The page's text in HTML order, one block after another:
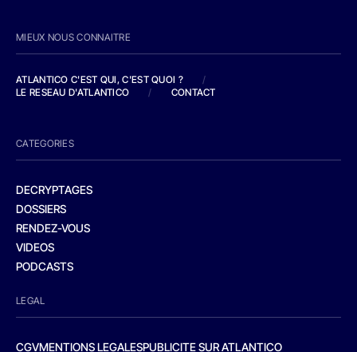
MIEUX NOUS CONNAITRE
ATLANTICO C'EST QUI, C'EST QUOI ?
/
LE RESEAU D'ATLANTICO
/ CONTACT
CATEGORIES
DECRYPTAGES
DOSSIERS
RENDEZ-VOUS
VIDEOS
PODCASTS
LEGAL
CGVMENTIONS LEGALESPUBLICITE SUR ATLANTICO